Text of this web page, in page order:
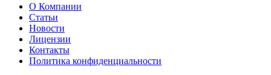
О Компании
Статьи
Новости
Лицензии
Контакты
Политика конфиденциальности